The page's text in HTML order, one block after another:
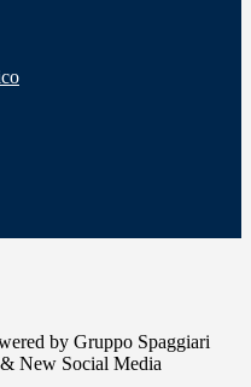
by Gruppo Spaggiari
New Social Media